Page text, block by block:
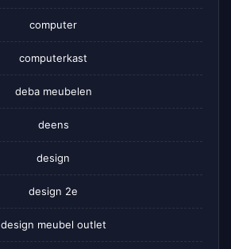
computer
computerkast
deba meubelen
deens
design
design 2e
design meubel outlet